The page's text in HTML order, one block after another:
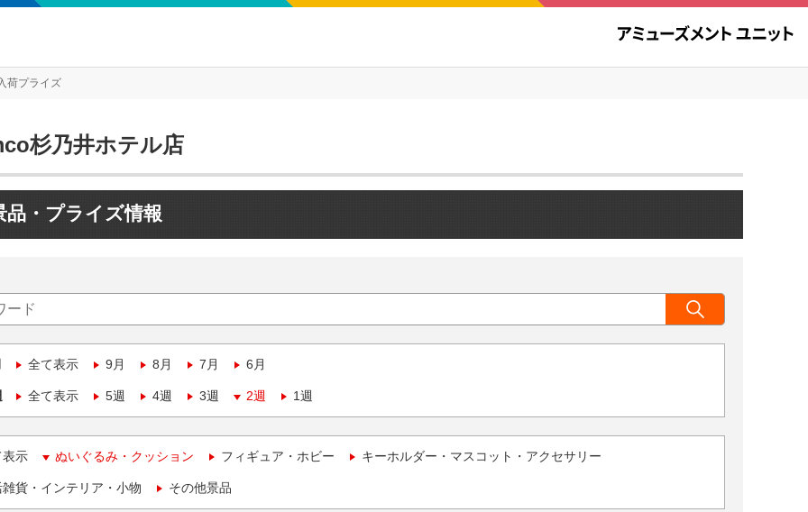
荷プライズ
杉乃井ホテル店
品・プライズ情報
全て表示 9月 8月 7月 6月
全て表示 5週 4週 3週 2週 1週
表示 ぬいぐるみ・クッション フィギュア・ホビー キーホルダー・マスコット・アクセサリー
貨・インテリア・小物 その他景品